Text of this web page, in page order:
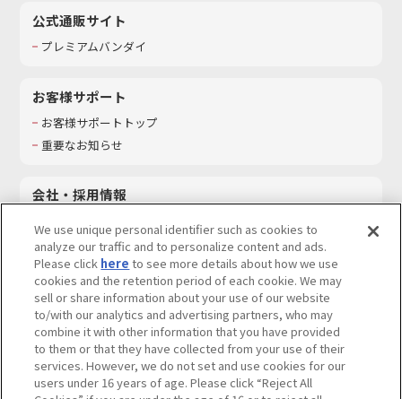
公式通販サイト
プレミアムバンダイ
お客様サポート
お客様サポートトップ
重要なお知らせ
会社・採用情報
採用情報
サステナビリティ
お問い合わせ
ウェブサイトご利用条件 ソーシャルメディアポリシー
個人情報及び特定個人情報等の取り扱いに関する保護方針
We use unique personal identifier such as cookies to
analyze our traffic and to personalize content and ads.
Please click here to see more details about how we use
cookies and the retention period of each cookie. We may
sell or share information about your use of our website
to/with our analytics and advertising partners, who may
combine it with other information that you have provided
to them or that they have collected from your use of their
services. However, we do not set and use cookies for our
users under 16 years of age. Please click “Reject All